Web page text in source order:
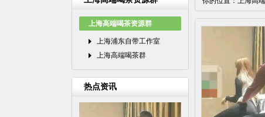
上海高端喝茶资源群
上海浦东自带工作室
上海高端喝茶群
热点资讯